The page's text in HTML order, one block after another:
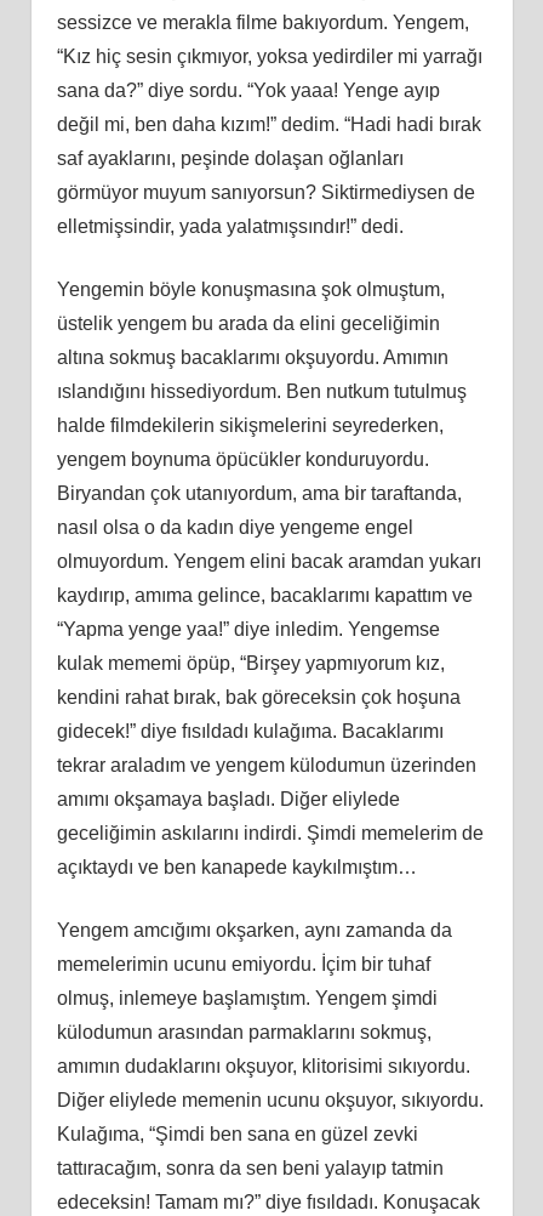
sessizce ve merakla filme bakıyordum. Yengem,
“Kız hiç sesin çıkmıyor, yoksa yedirdiler mi yarrağı
sana da?” diye sordu. “Yok yaaa! Yenge ayıp
değil mi, ben daha kızım!” dedim. “Hadi hadi bırak
saf ayaklarını, peşinde dolaşan oğlanları
görmüyor muyum sanıyorsun? Siktirmediysen de
elletmişsindir, yada yalatmışsındır!” dedi.
Yengemin böyle konuşmasına şok olmuştum,
üstelik yengem bu arada da elini geceliğimin
altına sokmuş bacaklarımı okşuyordu. Amımın
ıslandığını hissediyordum. Ben nutkum tutulmuş
halde filmdekilerin sikişmelerini seyrederken,
yengem boynuma öpücükler konduruyordu.
Biryandan çok utanıyordum, ama bir taraftanda,
nasıl olsa o da kadın diye yengeme engel
olmuyordum. Yengem elini bacak aramdan yukarı
kaydırıp, amıma gelince, bacaklarımı kapattım ve
“Yapma yenge yaa!” diye inledim. Yengemse
kulak mememi öpüp, “Birşey yapmıyorum kız,
kendini rahat bırak, bak göreceksin çok hoşuna
gidecek!” diye fısıldadı kulağıma. Bacaklarımı
tekrar araladım ve yengem külodumun üzerinden
amımı okşamaya başladı. Diğer eliylede
geceliğimin askılarını indirdi. Şimdi memelerim de
açıktaydı ve ben kanapede kaykılmıştım…
Yengem amcığımı okşarken, aynı zamanda da
memelerimin ucunu emiyordu. İçim bir tuhaf
olmuş, inlemeye başlamıştım. Yengem şimdi
külodumun arasından parmaklarını sokmuş,
amımın dudaklarını okşuyor, klitorisimi sıkıyordu.
Diğer eliylede memenin ucunu okşuyor, sıkıyordu.
Kulağıma, “Şimdi ben sana en güzel zevki
tattıracağım, sonra da sen beni yalayıp tatmin
edeceksin! Tamam mı?” diye fısıldadı. Konuşacak